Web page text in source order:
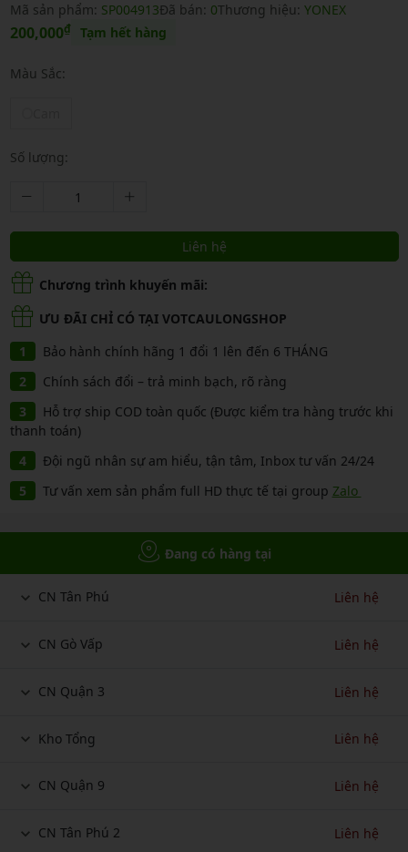
Mã sản phẩm: SP004913Đã bán: 0Thương hiệu: YONEX
200,000₫ Tạm hết hàng
Màu Sắc:
Số lượng:
Liên hệ
Chương trình khuyến mãi:
ƯU ĐÃI CHỈ CÓ TẠI VOTCAULONGSHOP
Bảo hành chính hãng 1 đổi 1 lên đến 6 THÁNG
Chính sách đổi – trả minh bạch, rõ ràng
Hỗ trợ ship COD toàn quốc (Được kiểm tra hàng trước khi
thanh toán)
Đội ngũ nhân sự am hiểu, tận tâm, Inbox tư vấn 24/24
Tư vấn xem sản phẩm full HD thực tế tại group Zalo
Đang có hàng tại
CN Tân Phú Liên hệ
CN Gò Vấp Liên hệ
CN Quận 3 Liên hệ
Kho Tổng Liên hệ
CN Quận 9 Liên hệ
CN Tân Phú 2 Liên hệ